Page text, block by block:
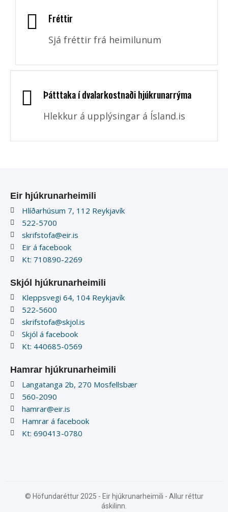
Fréttir
Sjá fréttir frá heimilunum
Þátttaka í dvalarkostnaði hjúkrunarrýma
Hlekkur á upplýsingar á Ísland.is
Eir hjúkrunarheimili
Hlíðarhúsum 7, 112 Reykjavík
522-5700
skrifstofa@eir.is
Eir á facebook
Kt: 710890-2269
Skjól hjúkrunarheimili
Kleppsvegi 64, 104 Reykjavík
522-5600
skrifstofa@skjol.is
Skjól á facebook
Kt: 440685-0569
Hamrar hjúkrunarheimili
Langatanga 2b, 270 Mosfellsbær
560-2090
hamrar@eir.is
Hamrar á facebook
Kt: 690413-0780
© Höfundaréttur 2025 - Eir hjúkrunarheimili - Allur réttur
áskilinn.